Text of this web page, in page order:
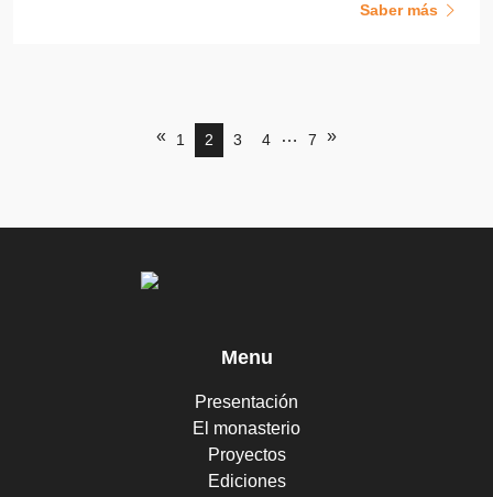
Saber más
« 1 2 3 4 … 7 »
Menu
Presentación
El monasterio
Proyectos
Ediciones